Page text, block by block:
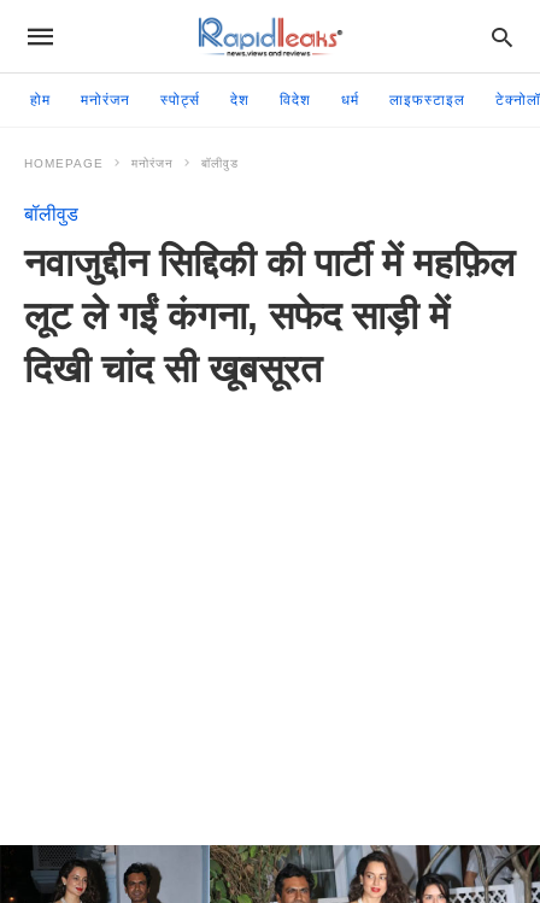
होम मनोरंजन स्पोर्ट्स देश विदेश धर्म लाइफस्टाइल
HOMEPAGE मनोरंजन बॉलीवुड
बॉलीवुड
नवाजुद्दीन सिद्दिकी की पार्टी में महफ़िल
लूट ले गईं कंगना, सफेद साड़ी में
दिखी चांद सी खूबसूरत